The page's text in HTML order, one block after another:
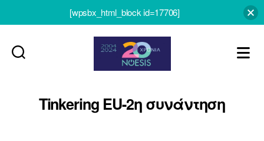
Tinkering EU-2η συνάντηση
[wpsbx_html_block id=17706]